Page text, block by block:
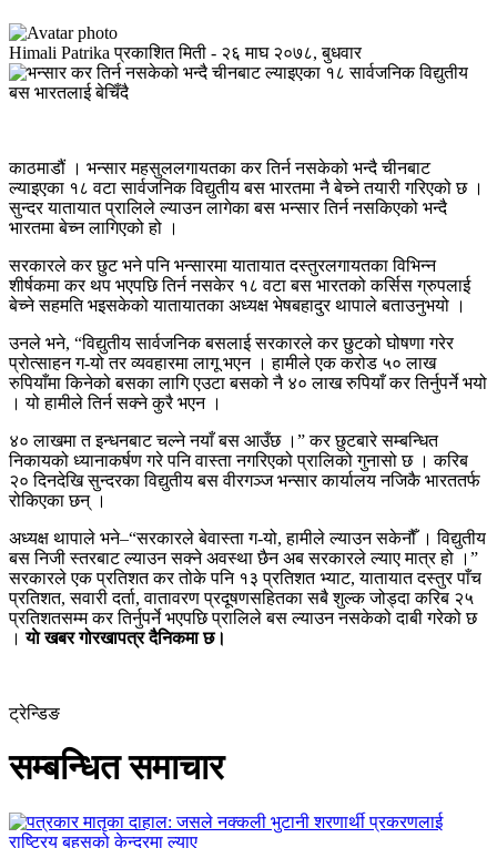
Himali Patrika प्रकाशित मिती - २६ माघ २०७८, बुधवार
काठमाडौं । भन्सार महसुललगायतका कर तिर्न नसकेको भन्दै चीनबाट
ल्याइएका १८ वटा सार्वजनिक विद्युतीय बस भारतमा नै बेच्ने तयारी गरिएको छ ।
सुन्दर यातायात प्रालिले ल्याउन लागेका बस भन्सार तिर्न नसकिएको भन्दै
भारतमा बेच्न लागिएको हो ।
सरकारले कर छुट भने पनि भन्सारमा यातायात दस्तुरलगायतका विभिन्न
शीर्षकमा कर थप भएपछि तिर्न नसकेर १८ वटा बस भारतको कर्सिस ग्रुपलाई
बेच्ने सहमति भइसकेको यातायातका अध्यक्ष भेषबहादुर थापाले बताउनुभयो ।
उनले भने, “विद्युतीय सार्वजनिक बसलाई सरकारले कर छुटको घोषणा गरेर
प्रोत्साहन ग-यो तर व्यवहारमा लागू भएन । हामीले एक करोड ५० लाख
रुपियाँमा किनेको बसका लागि एउटा बसको नै ४० लाख रुपियाँ कर तिर्नुपर्ने भयो
। यो हामीले तिर्न सक्ने कुरै भएन ।
४० लाखमा त इन्धनबाट चल्ने नयाँ बस आउँछ ।” कर छुटबारे सम्बन्धित
निकायको ध्यानाकर्षण गरे पनि वास्ता नगरिएको प्रालिको गुनासो छ । करिब
२० दिनदेखि सुन्दरका विद्युतीय बस वीरगञ्ज भन्सार कार्यालय नजिकै भारततर्फ
रोकिएका छन् ।
अध्यक्ष थापाले भने–“सरकारले बेवास्ता ग-यो, हामीले ल्याउन सकेनौँ । विद्युतीय
बस निजी स्तरबाट ल्याउन सक्ने अवस्था छैन अब सरकारले ल्याए मात्र हो ।”
सरकारले एक प्रतिशत कर तोके पनि १३ प्रतिशत भ्याट, यातायात दस्तुर पाँच
प्रतिशत, सवारी दर्ता, वातावरण प्रदूषणसहितका सबै शुल्क जोड्दा करिब २५
प्रतिशतसम्म कर तिर्नुपर्ने भएपछि प्रालिले बस ल्याउन नसकेको दाबी गरेको छ
।याे खबर गोरखापत्र दैनिकमा छ।
ट्रेन्डिङ
सम्बन्धित समाचार